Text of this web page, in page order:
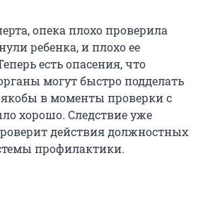
опека плохо проверила
ребенка, и плохо ее
есть опасения, что
могут быстро подделать
в моменты проверки с
хорошо. Следствие уже
действия должностных
профилактики.